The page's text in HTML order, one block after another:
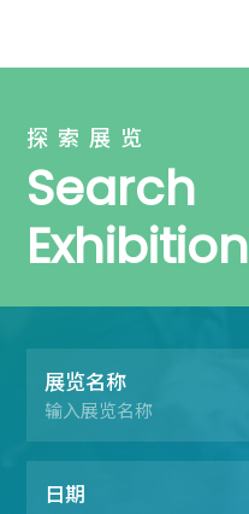
探索展览
Search
Exhibition
展览名称
日期